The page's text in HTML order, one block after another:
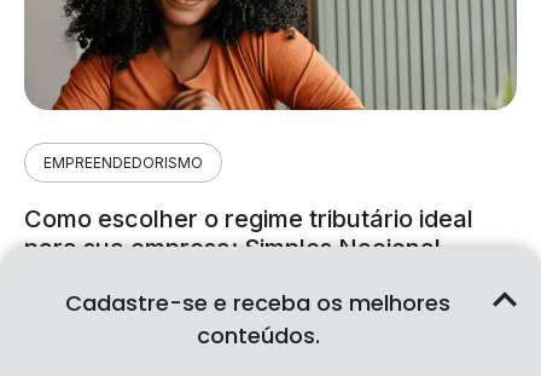
Cadastre-se e receba os melhores
conteúdos.
EMPREENDEDORISMO
Como escolher o regime tributário ideal
para sua empresa: Simples Nacional,
7min 9s de leitura